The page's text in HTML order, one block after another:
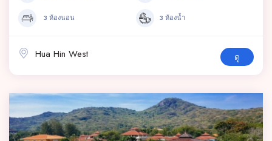
3 ห้องนอน 3 ห้องน้ำ
Hua Hin West ดู